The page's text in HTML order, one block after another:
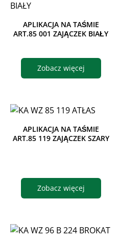
APLIKACJA NA TAŚMIE
ART.85 001 ZAJĄCZEK BIAŁY
Zobacz więcej
APLIKACJA NA TAŚMIE
ART.85 119 ZAJĄCZEK SZARY
Zobacz więcej